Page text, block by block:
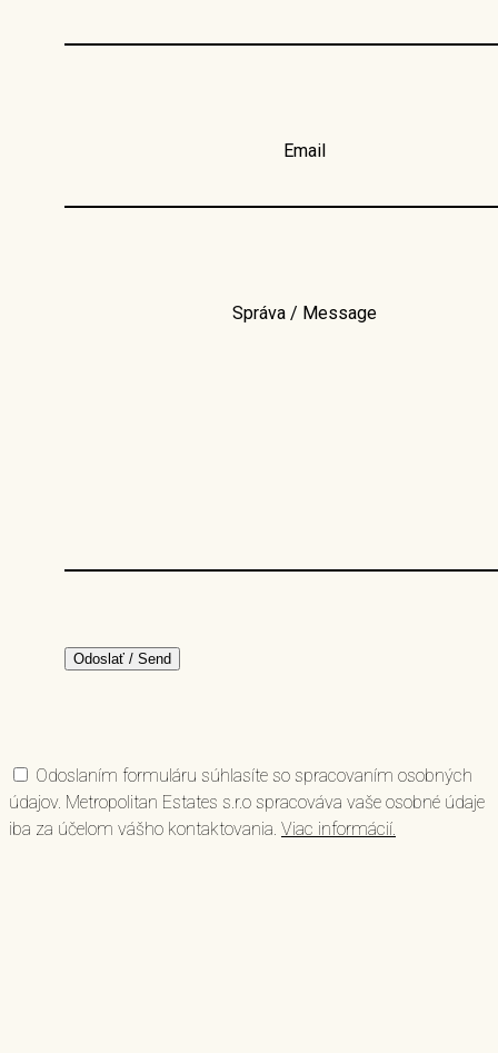
Email
Správa / Message
Odoslaním formuláru súhlasíte so spracovaním osobných
údajov. Metropolitan Estates s.r.o spracováva vaše osobné údaje
iba za účelom vášho kontaktovania. Viac informácií.